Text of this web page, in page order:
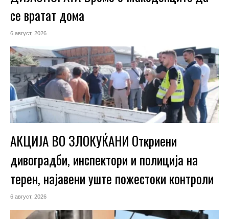
се вратат дома
6 август, 2026
АКЦИЈА ВО ЗЛОКУЌАНИ Откриени
дивоградби, инспектори и полиција на
терен, најавени уште пожестоки контроли
6 август, 2026